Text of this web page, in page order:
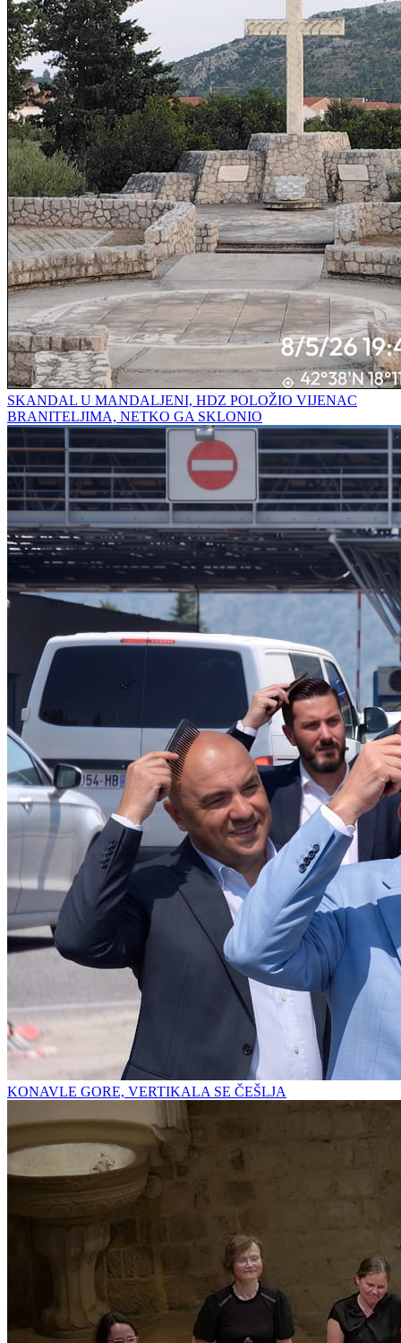
SKANDAL U MANDALJENI, HDZ POLOŽIO VIJENAC
BRANITELJIMA, NETKO GA SKLONIO
KONAVLE GORE, VERTIKALA SE ČEŠLJA